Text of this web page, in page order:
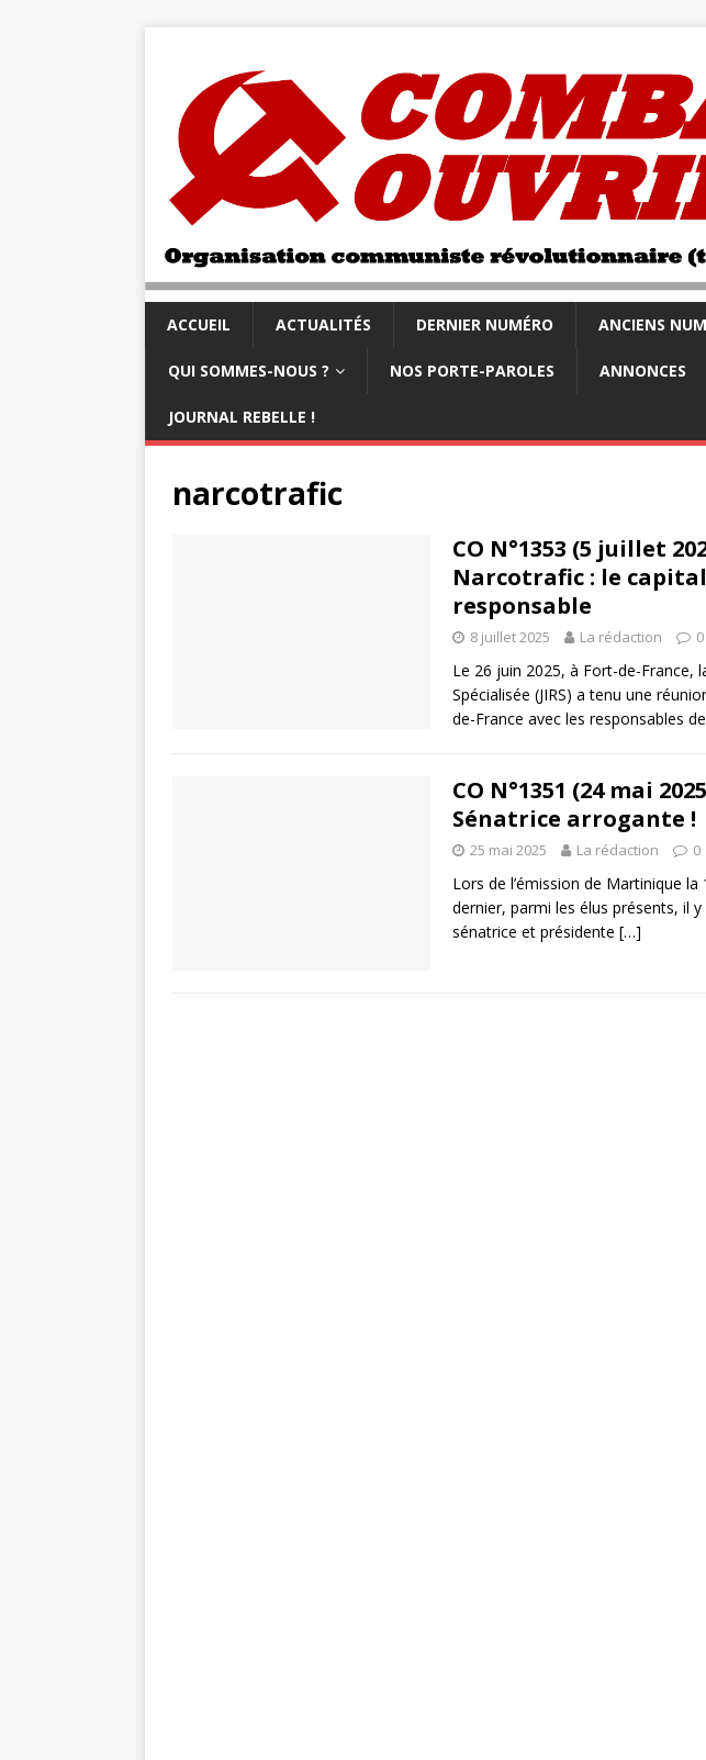
ACCUEIL ACTUALITÉS DERNIER NUMÉRO ANCIENS
QUI SOMMES-NOUS ? NOS PORTE-PAROLES ANNONCES
JOURNAL REBELLE !
narcotrafic
CO N°1353 (5 juillet
Narcotrafic : le
responsable
8 juillet 2025 La rédaction 0
Le 26 juin 2025, à Fort-de-France,
Spécialisée (JIRS) a tenu une
de-France avec les responsables
CO N°1351 (24 mai
Sénatrice arrogante !
25 mai 2025 La rédaction 0
Lors de l’émission de Martinique
dernier, parmi les élus présents, il
sénatrice et présidente […]